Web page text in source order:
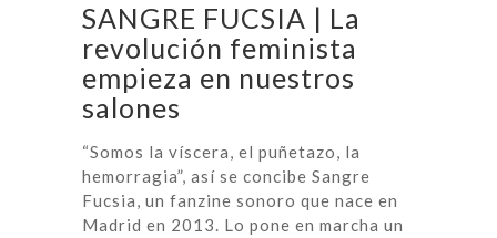
SANGRE FUCSIA | La
revolución feminista
empieza en nuestros
salones
“Somos la víscera, el puñetazo, la
hemorragia”, así se concibe Sangre
Fucsia, un fanzine sonoro que nace en
Madrid en 2013. Lo pone en marcha un